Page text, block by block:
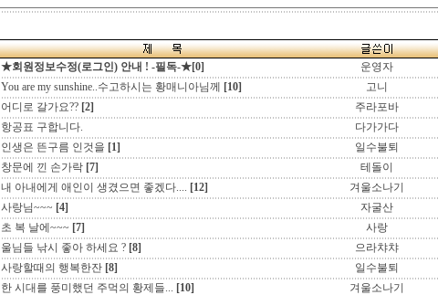
★회원정보수정(로그인) 안내 ! -필독-★[0] 운영자
You are my sunshine..수고하시는 황매니아님께 [10] 고니
어디로 갈가요?? [2] 주라포바
항공표 구합니다. 다가가다
인생은 뜬구름 인것을 [1] 일수불퇴
창문에 낀 손가락 [7] 테돌이
내 아내에게 애인이 생겼으면 좋겠다.... [12] 겨울소나기
사랑님~~~ [4] 자굴산
초 복 날에~~~ [7] 사랑
울님들 낚시 좋아 하세요 ? [8] 으라챠챠
사랑할때의 행복한잔 [8] 일수불퇴
한 시대를 풍미했던 주먹의 황제들... [10] 겨울소나기